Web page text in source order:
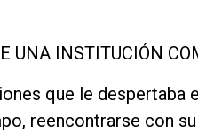
UNA INSTITUCIÓN
que le despertaba
reencontrarse con